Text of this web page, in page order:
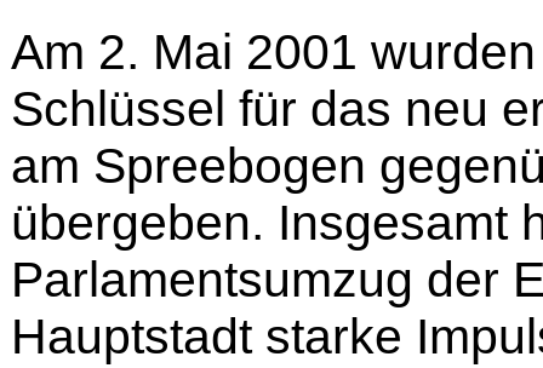
Am 2. Mai 2001
Schlüssel für das neu
am Spreebogen
übergeben. Insgesamt
Parlamentsumzug der
Hauptstadt starke